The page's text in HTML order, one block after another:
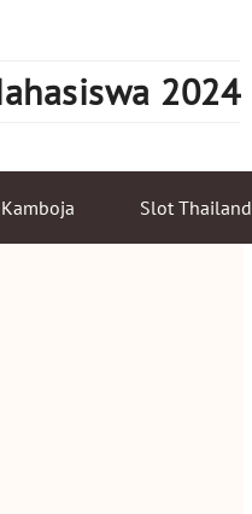
2024
Slot Thailand